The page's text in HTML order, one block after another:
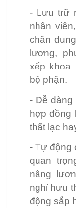
- Lưu trữ
nhân
chân
lương,
xếp khoa
bộ phận.
- Dễ dàng
hợp đồng
thất lạc
- Tự động
quan
nâng
nghỉ hưu
động sắp